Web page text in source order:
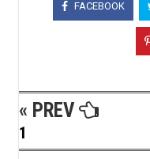
FACEBOOK
« PREV
1